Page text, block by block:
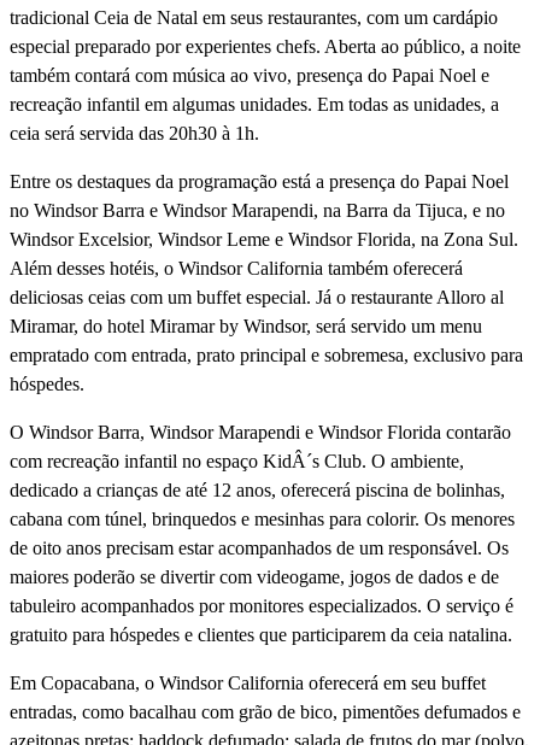
tradicional Ceia de Natal em seus restaurantes, com um cardápio
especial preparado por experientes chefs. Aberta ao público, a noite
também contará com música ao vivo, presença do Papai Noel e
recreação infantil em algumas unidades. Em todas as unidades, a
ceia será servida das 20h30 à 1h.
Entre os destaques da programação está a presença do Papai Noel
no Windsor Barra e Windsor Marapendi, na Barra da Tijuca, e no
Windsor Excelsior, Windsor Leme e Windsor Florida, na Zona Sul.
Além desses hotéis, o Windsor California também oferecerá
deliciosas ceias com um buffet especial. Já o restaurante Alloro al
Miramar, do hotel Miramar by Windsor, será servido um menu
empratado com entrada, prato principal e sobremesa, exclusivo para
hóspedes.
O Windsor Barra, Windsor Marapendi e Windsor Florida contarão
com recreação infantil no espaço KidÂ´s Club. O ambiente,
dedicado a crianças de até 12 anos, oferecerá piscina de bolinhas,
cabana com túnel, brinquedos e mesinhas para colorir. Os menores
de oito anos precisam estar acompanhados de um responsável. Os
maiores poderão se divertir com videogame, jogos de dados e de
tabuleiro acompanhados por monitores especializados. O serviço é
gratuito para hóspedes e clientes que participarem da ceia natalina.
Em Copacabana, o Windsor California oferecerá em seu buffet
entradas, como bacalhau com grão de bico, pimentões defumados e
azeitonas pretas; haddock defumado; salada de frutos do mar (polvo,